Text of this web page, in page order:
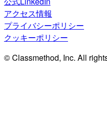
アクセス情報
プライバシーポリシー
クッキーポリシー
© Classmethod, Inc. All